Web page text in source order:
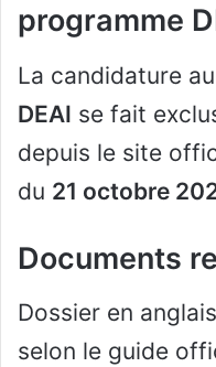
programme
La candidature
DEAI se fait
depuis le site
du 21 octobre
Documents
Dossier en
selon le guide